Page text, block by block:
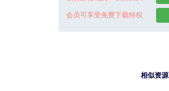
会员可享受免费下载特权
相似资源